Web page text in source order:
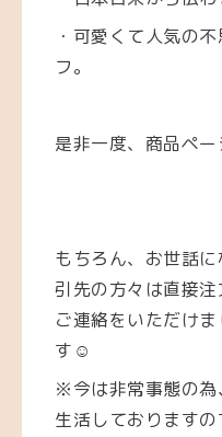
・可愛くて人気の
フ。
是非一度、商品ペ
もちろん、お世話
引先の方々は直接注
ご連絡をいただけ
す☺️
※今は非常事態の為
生活しております